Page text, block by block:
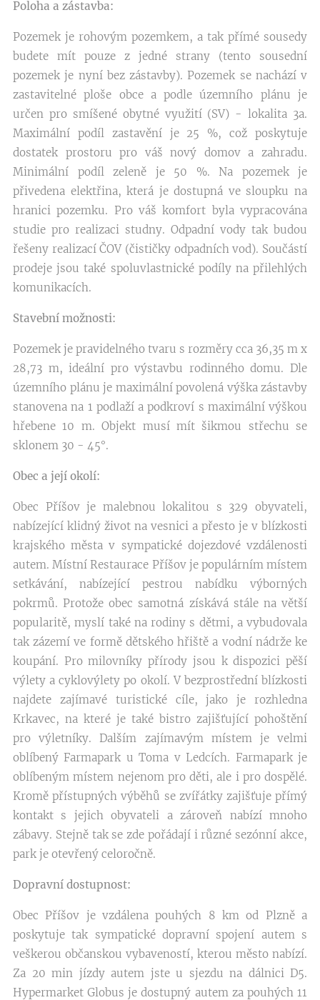
Poloha a zástavba:
Pozemek je rohovým pozemkem, a tak přímé sousedy
budete mít pouze z jedné strany (tento sousední
pozemek je nyní bez zástavby). Pozemek se nachází v
zastavitelné ploše obce a podle územního plánu je
určen pro smíšené obytné využití (SV) - lokalita 3a.
Maximální podíl zastavění je 25 %, což poskytuje
dostatek prostoru pro váš nový domov a zahradu.
Minimální podíl zeleně je 50 %. Na pozemek je
přivedena elektřina, která je dostupná ve sloupku na
hranici pozemku. Pro váš komfort byla vypracována
studie pro realizaci studny. Odpadní vody tak budou
řešeny realizací ČOV (čističky odpadních vod). Součástí
prodeje jsou také spoluvlastnické podíly na přilehlých
komunikacích.
Stavební možnosti:
Pozemek je pravidelného tvaru s rozměry cca 36,35 m x
28,73 m, ideální pro výstavbu rodinného domu. Dle
územního plánu je maximální povolená výška zástavby
stanovena na 1 podlaží a podkroví s maximální výškou
hřebene 10 m. Objekt musí mít šikmou střechu se
sklonem 30 - 45°.
Obec a její okolí:
Obec Příšov je malebnou lokalitou s 329 obyvateli,
nabízející klidný život na vesnici a přesto je v blízkosti
krajského města v sympatické dojezdové vzdálenosti
autem. Místní Restaurace Příšov je populárním místem
setkávání, nabízející pestrou nabídku výborných
pokrmů. Protože obec samotná získává stále na větší
popularitě, myslí také na rodiny s dětmi, a vybudovala
tak zázemí ve formě dětského hřiště a vodní nádrže ke
koupání. Pro milovníky přírody jsou k dispozici pěší
výlety a cyklovýlety po okolí. V bezprostřední blízkosti
najdete zajímavé turistické cíle, jako je rozhledna
Krkavec, na které je také bistro zajišťující pohoštění
pro výletníky. Dalším zajímavým místem je velmi
oblíbený Farmapark u Toma v Ledcích. Farmapark je
oblíbeným místem nejenom pro děti, ale i pro dospělé.
Kromě přístupných výběhů se zvířátky zajišťuje přímý
kontakt s jejich obyvateli a zároveň nabízí mnoho
zábavy. Stejně tak se zde pořádají i různé sezónní akce,
park je otevřený celoročně.
Dopravní dostupnost:
Obec Příšov je vzdálena pouhých 8 km od Plzně a
poskytuje tak sympatické dopravní spojení autem s
veškerou občanskou vybaveností, kterou město nabízí.
Za 20 min jízdy autem jste u sjezdu na dálnici D5.
Hypermarket Globus je dostupný autem za pouhých 11